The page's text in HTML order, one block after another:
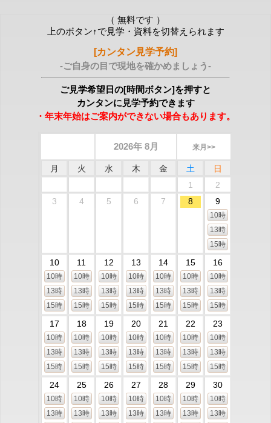
（ 無料です ）
上のボタン↑で見学・資料を切替えられます
[カンタン見学予約]
-ご自身の目で現地を確かめましょう-
ご見学希望日の[時間ボタン]を押すと
カンタンに見学予約できます
・年末年始はご案内ができない場合もあります。
2026年 8月 来月>>
月 火 水 木 金 土
日
1
2
3
4 5 6 7 8 9
10時
13時
15時
10
10時
13時
15時
11
10時
13時
15時
12
10時
13時
15時
13
10時
13時
15時
14
10時
13時
15時
15
10時
13時
15時
16
10時
13時
15時
17
10時
13時
15時
18
10時
13時
15時
19
10時
13時
15時
20
10時
13時
15時
21
10時
13時
15時
22
10時
13時
15時
23
10時
13時
15時
24
10時
13時
25
10時
13時
26
10時
13時
27
10時
13時
28
10時
13時
29
10時
13時
30
10時
13時